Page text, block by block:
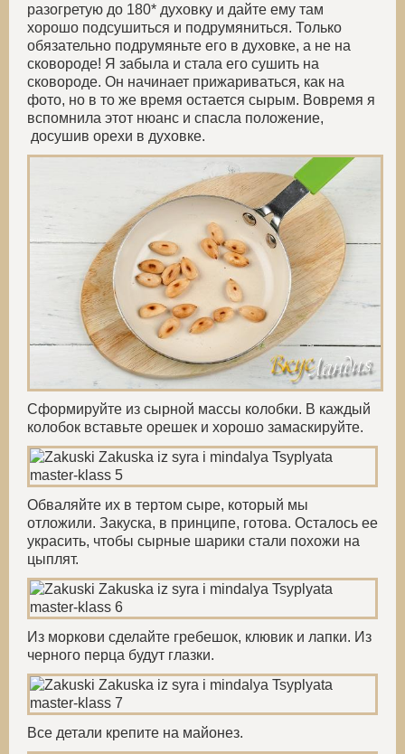
разогретую до 180* духовку и дайте ему там
хорошо подсушиться и подрумяниться. Только
обязательно подрумяньте его в духовке, а не на
сковороде! Я забыла и стала его сушить на
сковороде. Он начинает прижариваться, как на
фото, но в то же время остается сырым. Вовремя я
вспомнила этот нюанс и спасла положение,
досушив орехи в духовке.
Сформируйте из сырной массы колобки. В каждый
колобок вставьте орешек и хорошо замаскируйте.
Обваляйте их в тертом сыре, который мы
отложили. Закуска, в принципе, готова. Осталось ее
украсить, чтобы сырные шарики стали похожи на
цыплят.
Из моркови сделайте гребешок, клювик и лапки. Из
черного перца будут глазки.
Все детали крепите на майонез.